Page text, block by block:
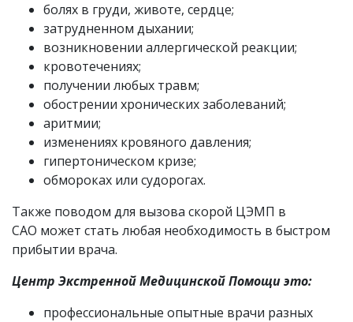
болях в груди, животе, сердце;
затрудненном дыхании;
возникновении аллергической реакции;
кровотечениях;
получении любых травм;
обострении хронических заболеваний;
аритмии;
изменениях кровяного давления;
гипертоническом кризе;
обмороках или судорогах.
Также поводом для вызова скорой ЦЭМП в
САО может стать любая необходимость в быстром
прибытии врача.
Центр Экстренной Медицинской Помощи это:
профессиональные опытные врачи разных